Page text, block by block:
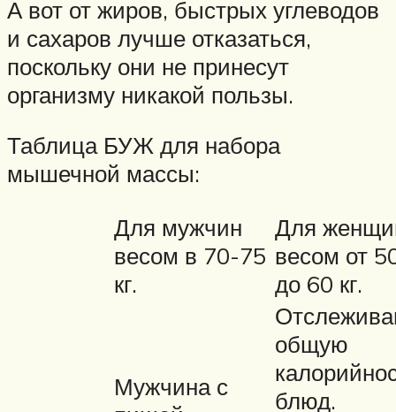
А вот от жиров, быстрых углеводов
и сахаров лучше отказаться,
поскольку они не принесут
организму никакой пользы.
Таблица БУЖ для набора
мышечной массы:
Для мужчин
весом в 70-75
кг.
Для
весом от
до 60 кг.
Мужчина с
общую
блюд.